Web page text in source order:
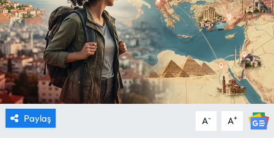
Paylaş A- A+
YAŞAM
RESMİ İLANLAR
HABER İLAN